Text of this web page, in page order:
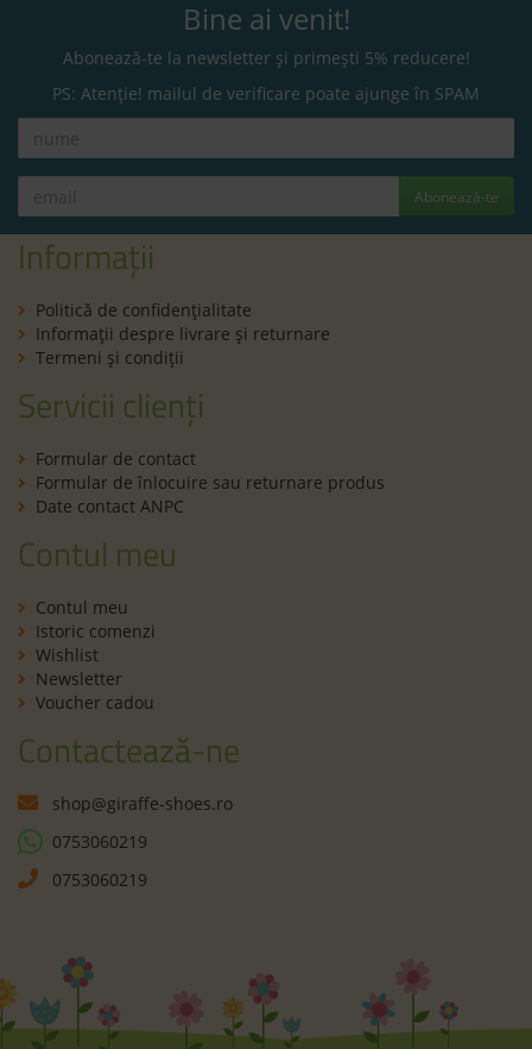
Bine ai venit!
Abonează-te la newsletter și primești 5% reducere!
PS: Atenție! mailul de verificare poate ajunge în SPAM
Abonează-te
Informații
Politică de confidenţialitate
Informaţii despre livrare și returnare
Termeni şi condiţii
Servicii clienți
Formular de contact
Formular de înlocuire sau returnare produs
Date contact ANPC
Contul meu
Contul meu
Istoric comenzi
Wishlist
Newsletter
Voucher cadou
Contactează-ne
shop@giraffe-shoes.ro
0753060219
0753060219